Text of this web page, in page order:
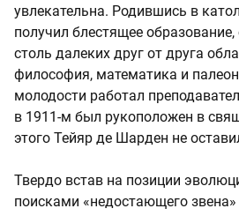
увлекательна. Родившись в
получил блестящее
столь далеких друг от друга
философия, математика и
молодости работал
в 1911-м был рукоположен в
этого Тейяр де Шарден не
Твердо встав на позиции
поисками «недостающего